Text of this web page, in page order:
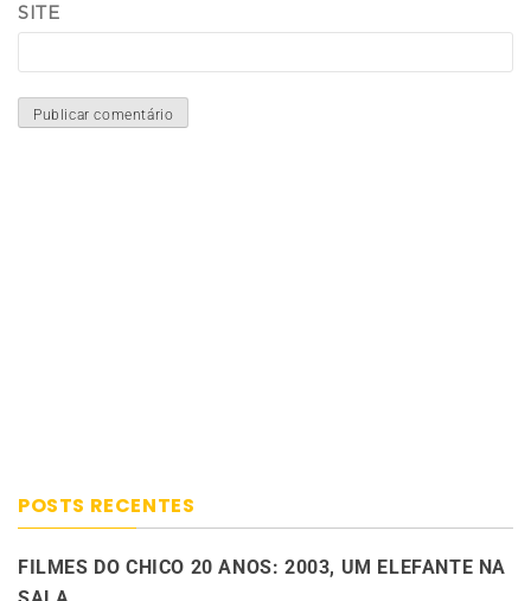
SITE
POSTS RECENTES
FILMES DO CHICO 20 ANOS: 2003, UM ELEFANTE NA